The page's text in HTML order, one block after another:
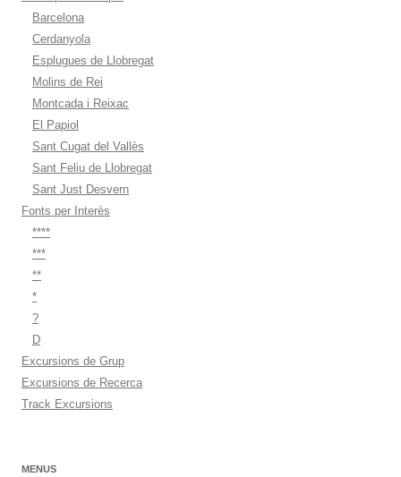
Barcelona
Cerdanyola
Esplugues de Llobregat
Molins de Rei
Montcada i Reixac
El Papiol
Sant Cugat del Vallès
Sant Feliu de Llobregat
Sant Just Desvern
Fonts per Interès
****
***
**
*
?
D
Excursions de Grup
Excursions de Recerca
Track Excursions
MENUS